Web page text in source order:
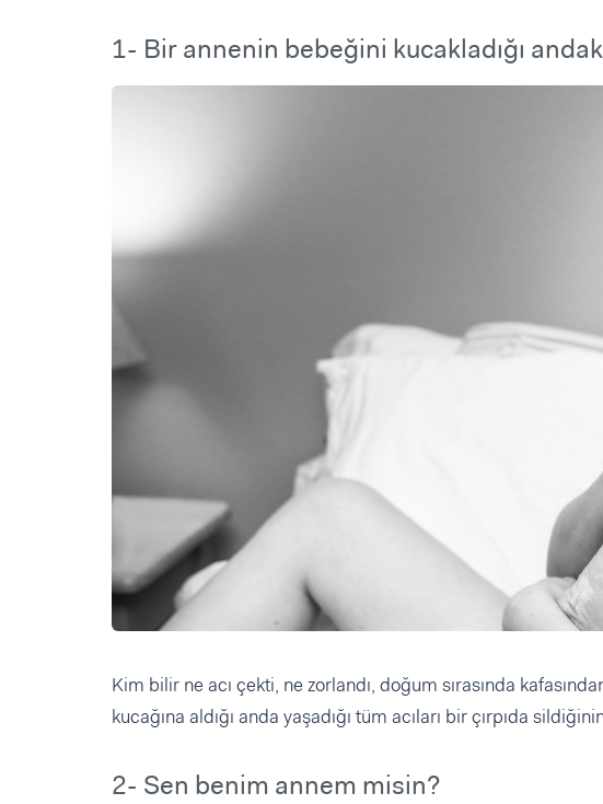
1- Bir annenin bebeğini kucakladığı
Kim bilir ne acı çekti, ne zorlandı, doğum sırasında
kucağına aldığı anda yaşadığı tüm acıları bir çırpıda
2- Sen benim annem misin?